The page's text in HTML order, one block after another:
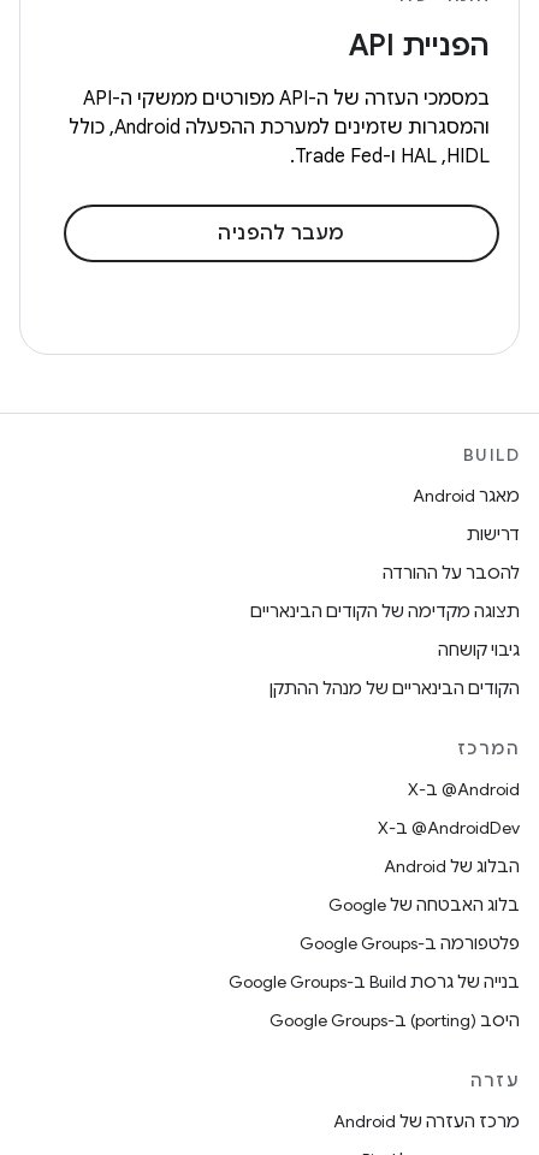
הפניית API
במסמכי העזרה של ה-API מפורטים ממשקי ה-API
והמסגרות שזמינים למערכת ההפעלה Android, כולל
HIDL,‏ HAL ו-Trade Fed.
מעבר להפניה
BUILD
מאגר Android
דרישות
להסבר על ההורדה
תצוגה מקדימה של הקודים הבינאריים
גיבוי קושחה
הקודים הבינאריים של מנהל ההתקן
המרכז
‫‎@Android ב-X
‫‎@AndroidDev ב-X
הבלוג של Android
בלוג האבטחה של Google
פלטפורמה ב-Google Groups
בנייה של גרסת Build ב-Google Groups
היסב (porting) ב-Google Groups
עזרה
מרכז העזרה של Android